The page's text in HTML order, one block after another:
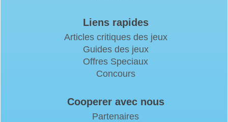
Liens rapides
Articles critiques des jeux
Guides des jeux
Offres Speciaux
Concours
Cooperer avec nous
Partenaires